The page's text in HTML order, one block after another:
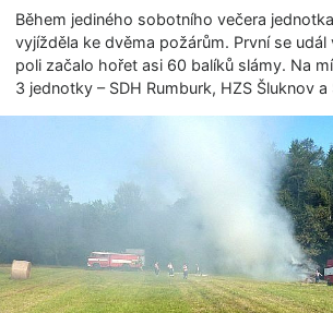
Během jediného sobotního večera
vyjížděla ke dvěma požárům. První se udál
poli začalo hořet asi 60 balíků slámy. Na
3 jednotky – SDH Rumburk, HZS Šluknov a